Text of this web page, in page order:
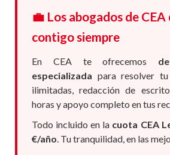
💼 Los abogados de CEA
contigo siempre
En CEA te ofrecemos
especializada para resolver
ilimitadas, redacción de
horas y apoyo completo en tus
Todo incluido en la cuota CEA
€/año . Tu tranquilidad, en las